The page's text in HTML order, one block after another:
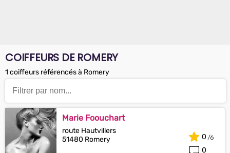
COIFFEURS DE ROMERY
1 coiffeurs référencés à Romery
Marie Foouchart
route Hautvillers
51480 Romery
0
0